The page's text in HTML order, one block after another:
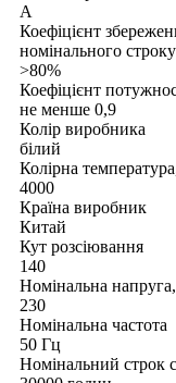
A
Коефіцієнт
номінального
>80%
Коефіцієнт
не менше 0,9
Колір виробника
білий
Колірна
4000
Країна виробник
Китай
Кут розсіювання
140
Номінальна
230
Номінальна частота
50 Гц
Номінальний строк